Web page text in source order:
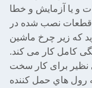
و خطا
شده در
ماشین
می کند.
سخت
کننده